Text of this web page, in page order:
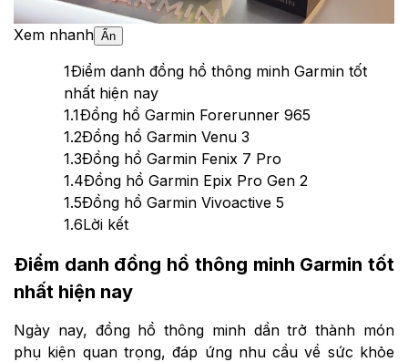
Xem nhanh Ẩn
1Điểm danh đồng hồ thông minh Garmin tốt
nhất hiện nay
1.1Đồng hồ Garmin Forerunner 965
1.2Đồng hồ Garmin Venu 3
1.3Đồng hồ Garmin Fenix 7 Pro
1.4Đồng hồ Garmin Epix Pro Gen 2
1.5Đồng hồ Garmin Vivoactive 5
1.6Lời kết
Điểm danh đồng hồ thông minh Garmin tốt
nhất hiện nay
Ngày nay, đồng hồ thông minh dần trở thành món
phụ kiện quan trọng, đáp ứng nhu cầu về sức khỏe